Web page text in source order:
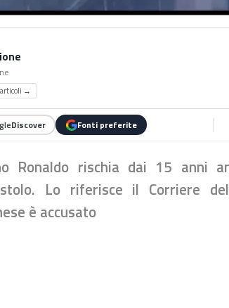
→
Discover Fonti preferite
Ronaldo rischia dai 15 anni
Lo riferisce il Corriere
è accusato